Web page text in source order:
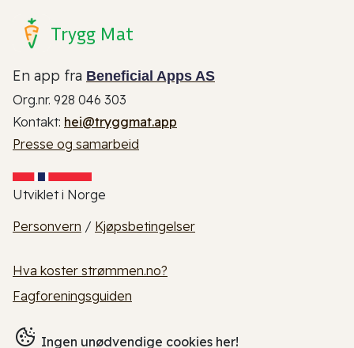
Trygg Mat
En app fra Beneficial Apps AS
Org.nr. 928 046 303
Kontakt: hei@tryggmat.app
Presse og samarbeid
Utviklet i Norge
Personvern / Kjøpsbetingelser
Hva koster strømmen.no?
Fagforeningsguiden
Ingen unødvendige cookies her!